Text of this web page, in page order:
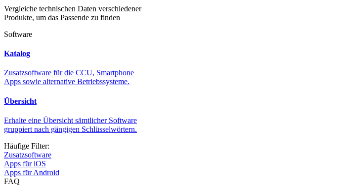
Vergleiche technischen Daten verschiedener
Produkte, um das Passende zu finden
Software
Katalog
Zusatzsoftware für die CCU, Smartphone
Apps sowie alternative Betriebssysteme.
Übersicht
Erhalte eine Übersicht sämtlicher Software
gruppiert nach gängigen Schlüsselwörtern.
Häufige Filter:
Zusatzsoftware
Apps für iOS
Apps für Android
FAQ